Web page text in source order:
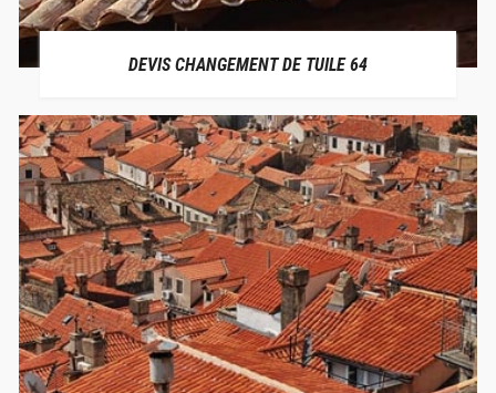
DEVIS CHANGEMENT DE TUILE 64